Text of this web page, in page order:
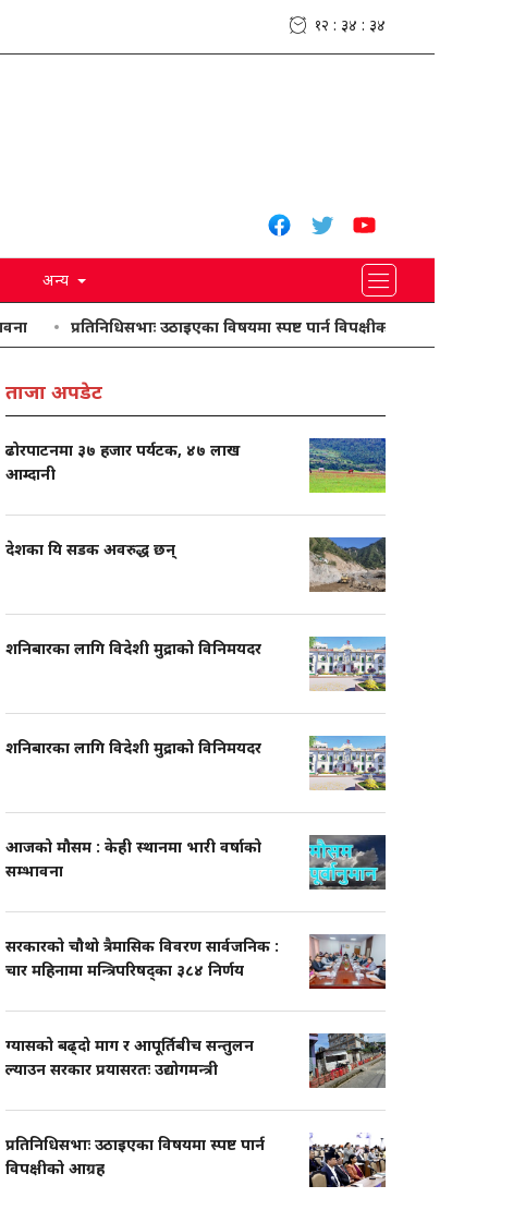
१२ : ३४ : ३५
अन्य
प्रतिनिधिसभाः उठाइएका विषयमा स्पष्ट पार्न विपक्षीको आग्रह
ताजा अपडेट
ढोरपाटनमा ३७ हजार पर्यटक, ४७ लाख
आम्दानी
देशका यि सडक अवरुद्ध छन्
शनिबारका लागि विदेशी मुद्राको विनिमयदर
शनिबारका लागि विदेशी मुद्राको विनिमयदर
आजको मौसम : केही स्थानमा भारी वर्षाको
सम्भावना
सरकारको चौथो त्रैमासिक विवरण सार्वजनिक :
चार महिनामा मन्त्रिपरिषद्का ३८४ निर्णय
ग्यासको बढ्दो माग र आपूर्तिबीच सन्तुलन
ल्याउन सरकार प्रयासरतः उद्योगमन्त्री
प्रतिनिधिसभाः उठाइएका विषयमा स्पष्ट पार्न
विपक्षीको आग्रह